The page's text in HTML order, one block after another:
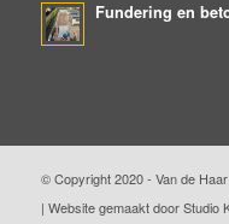
Fundering en
© Copyright 2020 - Van de
| Website gemaakt door Studio